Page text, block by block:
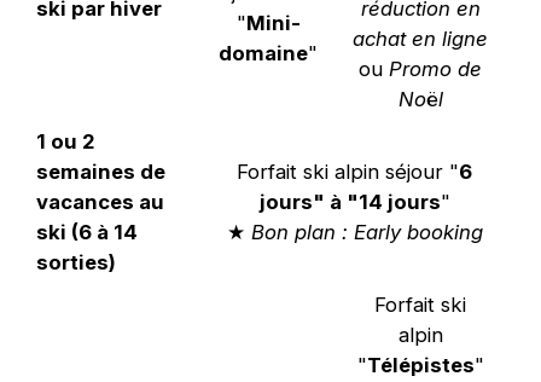
ski par hiver
"Mini-
domaine"
réduction en
achat en ligne
ou Promo de
Noël
1 ou 2
semaines de
vacances au
ski (6 à 14
sorties)
Forfait ski alpin séjour "6
jours" à "14 jours"
★ Bon plan : Early booking
Forfait ski
alpin
"Télépistes"